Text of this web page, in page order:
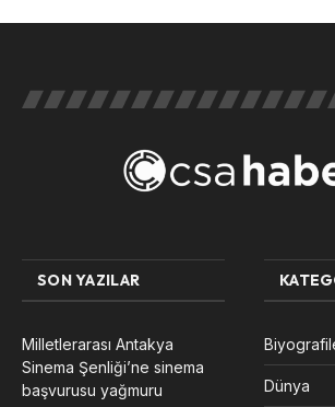
SON YAZILAR
Milletlerarası Antakya
Sinema Şenliği’ne sinema
başvurusu yağmuru
Dünya